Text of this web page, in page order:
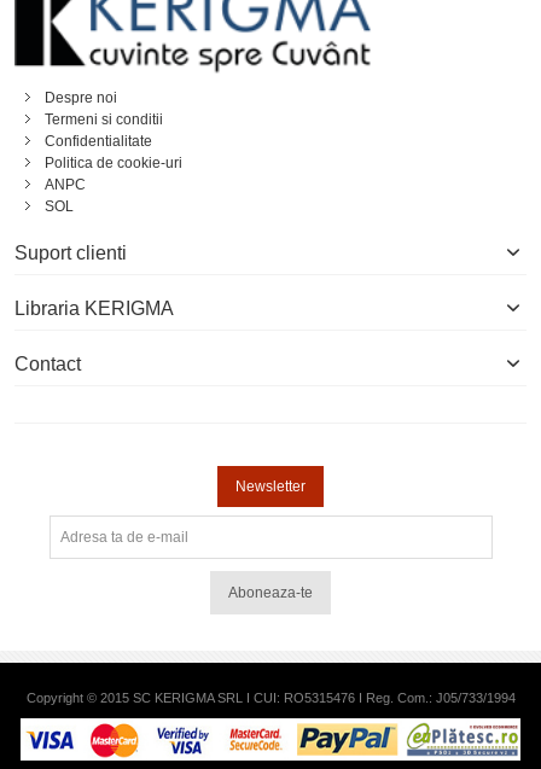
Despre noi
Termeni si conditii
Confidentialitate
Politica de cookie-uri
ANPC
SOL
Suport clienti
Libraria KERIGMA
Contact
Newsletter
Aboneaza-te
Copyright © 2015 SC KERIGMA SRL I CUI: RO5315476 I Reg. Com.: J05/733/1994